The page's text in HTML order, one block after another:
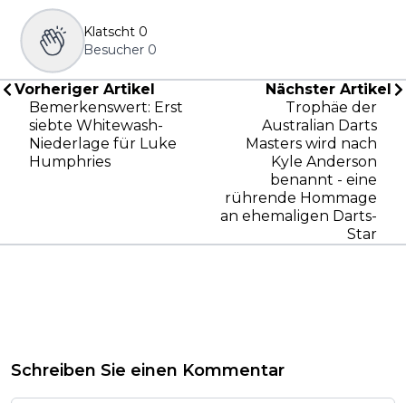
Klatscht 0
Besucher 0
Vorheriger Artikel
Bemerkenswert: Erst
siebte Whitewash-
Niederlage für Luke
Humphries
Nächster Artikel
Trophäe der
Australian Darts
Masters wird nach
Kyle Anderson
benannt - eine
rührende Hommage
an ehemaligen Darts-
Star
Schreiben Sie einen Kommentar